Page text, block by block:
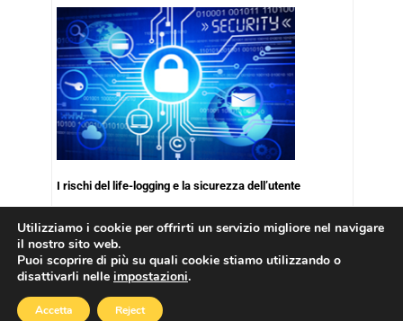
I rischi del life-logging e la sicurezza dell’utente
Copyright © 2026
Utilizziamo i cookie per offrirti un servizio migliore nel navigare
il nostro sito web.
Puoi scoprire di più su quali cookie stiamo utilizzando o
disattivarli nelle impostazioni.
Accetta Reject